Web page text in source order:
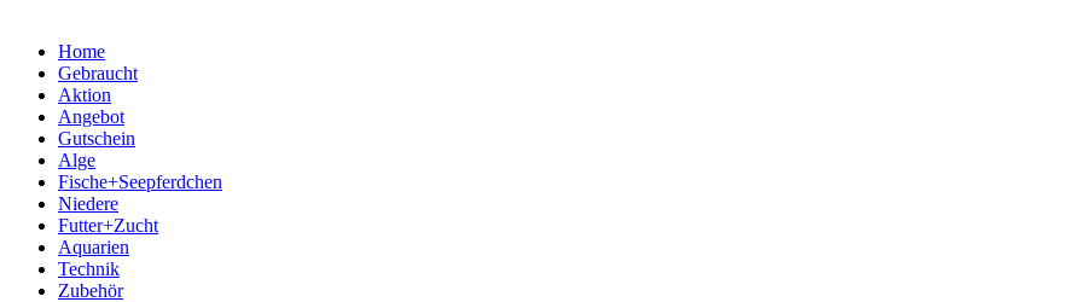
Home
Gebraucht
Aktion
Angebot
Gutschein
Alge
Fische+Seepferdchen
Niedere
Futter+Zucht
Aquarien
Technik
Zubehör